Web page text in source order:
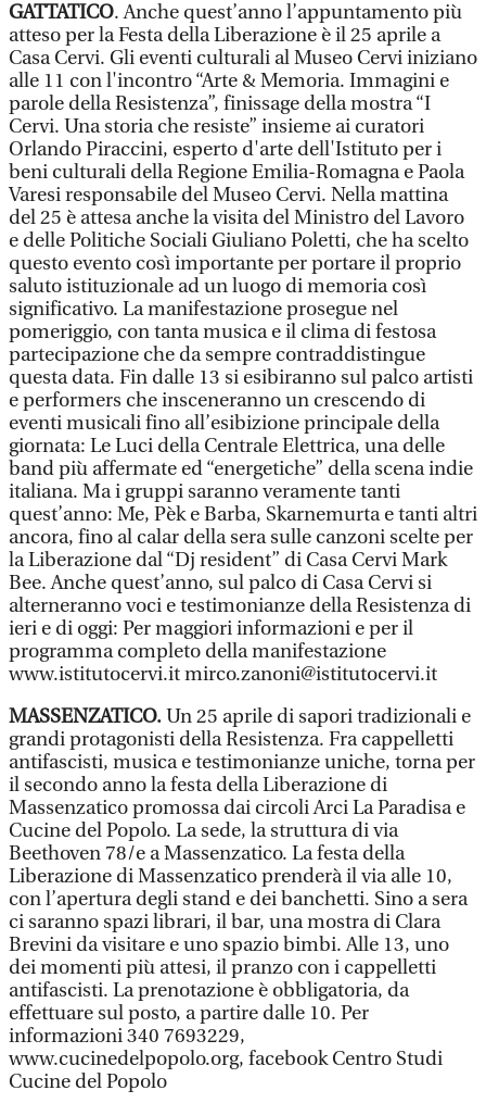
GATTATICO. Anche quest’anno l’appuntamento più
atteso per la Festa della Liberazione è il 25 aprile a
Casa Cervi. Gli eventi culturali al Museo Cervi iniziano
alle 11 con l'incontro “Arte & Memoria. Immagini e
parole della Resistenza”, finissage della mostra “I
Cervi. Una storia che resiste” insieme ai curatori
Orlando Piraccini, esperto d'arte dell'Istituto per i
beni culturali della Regione Emilia-Romagna e Paola
Varesi responsabile del Museo Cervi. Nella mattina
del 25 è attesa anche la visita del Ministro del Lavoro
e delle Politiche Sociali Giuliano Poletti, che ha scelto
questo evento così importante per portare il proprio
saluto istituzionale ad un luogo di memoria così
significativo. La manifestazione prosegue nel
pomeriggio, con tanta musica e il clima di festosa
partecipazione che da sempre contraddistingue
questa data. Fin dalle 13 si esibiranno sul palco artisti
e performers che insceneranno un crescendo di
eventi musicali fino all’esibizione principale della
giornata: Le Luci della Centrale Elettrica, una delle
band più affermate ed “energetiche” della scena indie
italiana. Ma i gruppi saranno veramente tanti
quest’anno: Me, Pèk e Barba, Skarnemurta e tanti altri
ancora, fino al calar della sera sulle canzoni scelte per
la Liberazione dal “Dj resident” di Casa Cervi Mark
Bee. Anche quest’anno, sul palco di Casa Cervi si
alterneranno voci e testimonianze della Resistenza di
ieri e di oggi: Per maggiori informazioni e per il
programma completo della manifestazione
www.istitutocervi.it mirco.zanoni@istitutocervi.it
MASSENZATICO.Un 25 aprile di sapori tradizionali e
grandi protagonisti della Resistenza. Fra cappelletti
antifascisti, musica e testimonianze uniche, torna per
il secondo anno la festa della Liberazione di
Massenzatico promossa dai circoli Arci La Paradisa e
Cucine del Popolo. La sede, la struttura di via
Beethoven 78/e a Massenzatico. La festa della
Liberazione di Massenzatico prenderà il via alle 10,
con l’apertura degli stand e dei banchetti. Sino a sera
ci saranno spazi librari, il bar, una mostra di Clara
Brevini da visitare e uno spazio bimbi. Alle 13, uno
dei momenti più attesi, il pranzo con i cappelletti
antifascisti. La prenotazione è obbligatoria, da
effettuare sul posto, a partire dalle 10. Per
informazioni 340 7693229,
www.cucinedelpopolo.org, facebook Centro Studi
Cucine del Popolo